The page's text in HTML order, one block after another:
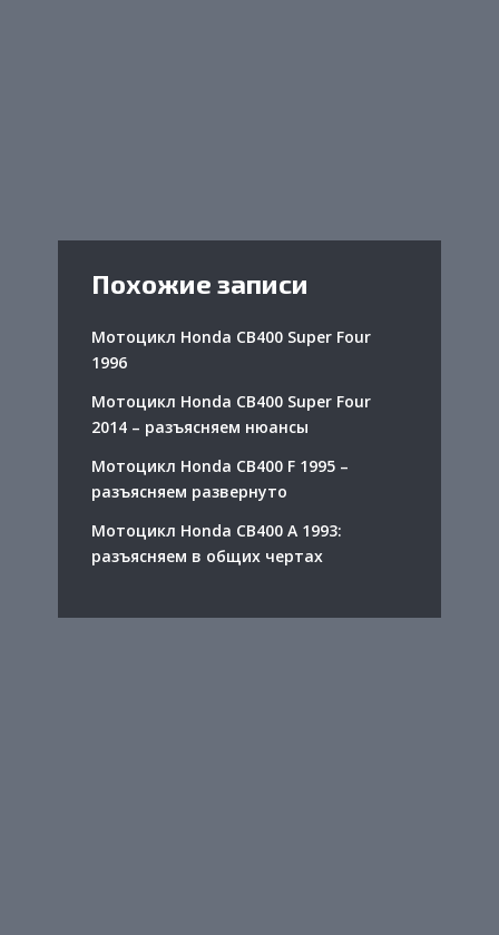
Похожие записи
Мотоцикл Honda CB400 Super Four
1996
Мотоцикл Honda CB400 Super Four
2014 – разъясняем нюансы
Мотоцикл Honda CB400 F 1995 –
разъясняем развернуто
Мотоцикл Honda CB400 A 1993:
разъясняем в общих чертах